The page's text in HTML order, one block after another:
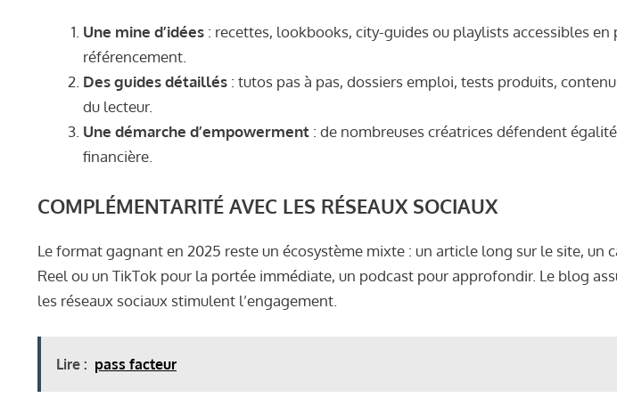
Une mine d’idées : recettes, lookbooks, city-guides ou playlists accessibles en
référencement.
Des guides détaillés : tutos pas à pas, dossiers emploi, tests produits,
du lecteur.
Une démarche d’empowerment : de nombreuses créatrices défendent
financière.
COMPLÉMENTARITÉ AVEC LES RÉSEAUX SOCIAUX
Le format gagnant en 2025 reste un écosystème mixte : un article long sur le site, un
Reel ou un TikTok pour la portée immédiate, un podcast pour approfondir. Le blog
les réseaux sociaux stimulent l’engagement.
Lire : pass facteur